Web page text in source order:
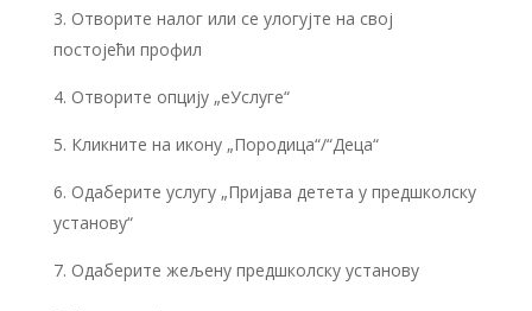
3. Отворите налог или се улогујте на свој
постојећи профил
4. Отворите опцију „еУслуге“
5. Кликните на икону „Породица“/“Деца“
6. Одаберите услугу „Пријава детета у предшколску
установу“
7. Одаберите жељену предшколску установу